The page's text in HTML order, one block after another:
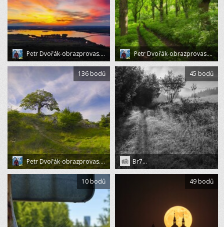
Petr Dvořák-obrazprovas.cz Petr Dvořák-obrazprovas.cz
Petr Dvořák-obrazprovas.cz
136 bodů
Br7...
45 bodů
10 bodů 49 bodů